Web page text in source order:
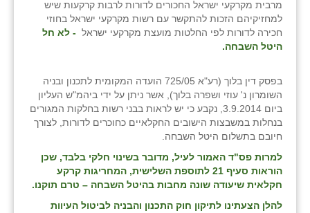
מרבית מקרקעי ישראל החכורים לדורות לרבות קרקעות שיש
למחזיקיהם הזכות להתקשר עם רשות מקרקעי ישראל בחוזי
חכירה לדורות לפי החלטות מועצת מקרקעי ישראל - לא חל
היטל השבחה.
בפסק דין בלוך (רע"א 725/05 הועדה המקומית לתכנון ובניה
השומרון נ' עוזי ושפרה בלוך), אשר ניתן על ידי ביהמ"ש העליון
ביום 3.9.2014, נקבע כי יש לראות בבני רשות בחלקות המגורים
בנחלות במשבצות הישובים החקלאיים כחוכרים לדורות, לצורך
חיובם בתשלום היטל השבחה.
למרות פס"ד האמור לעיל, מדובר בשינוי חלקי בלבד, שכן
הוראות סעיף 21 לתוספת השלישית, המחריגות קרקע
חקלאית שיעודה שונה מחבות בהיטל השבחה – טרם תוקנו.
להלן הצעתינו לתיקון חוק התכנון והבניה לביטול העיוות